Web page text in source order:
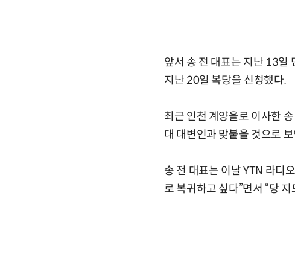
앞서 송 전 대표는 지난 13일
지난 20일 복당을 신청했다.
최근 인천 계양을로 이사한
대 대변인과 맞붙을 것으로
송 전 대표는 이날 YTN 라디
로 복귀하고 싶다”면서 “당